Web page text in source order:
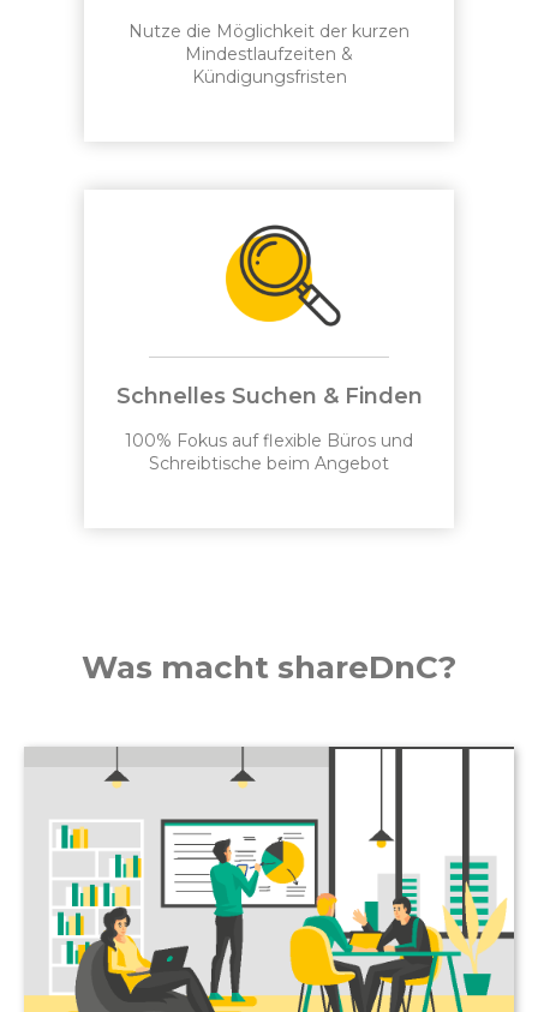
Nutze die Möglichkeit der kurzen
Mindestlaufzeiten &
Kündigungsfristen
Schnelles Suchen & Finden
100% Fokus auf flexible Büros und
Schreibtische beim Angebot
Was macht shareDnC?